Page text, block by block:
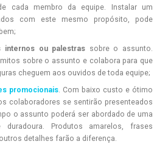
cada membro da equipe. Instalar um
com este mesmo propósito, pode
internos ou palestras sobre o assunto.
sobre o assunto e colabora para que
cheguem aos ouvidos de toda equipe;
promocionais. Com baixo custo e ótimo
colaboradores se sentirão presenteados
o assunto poderá ser abordado de uma
duradoura. Produtos amarelos, frases
detalhes farão a diferença.